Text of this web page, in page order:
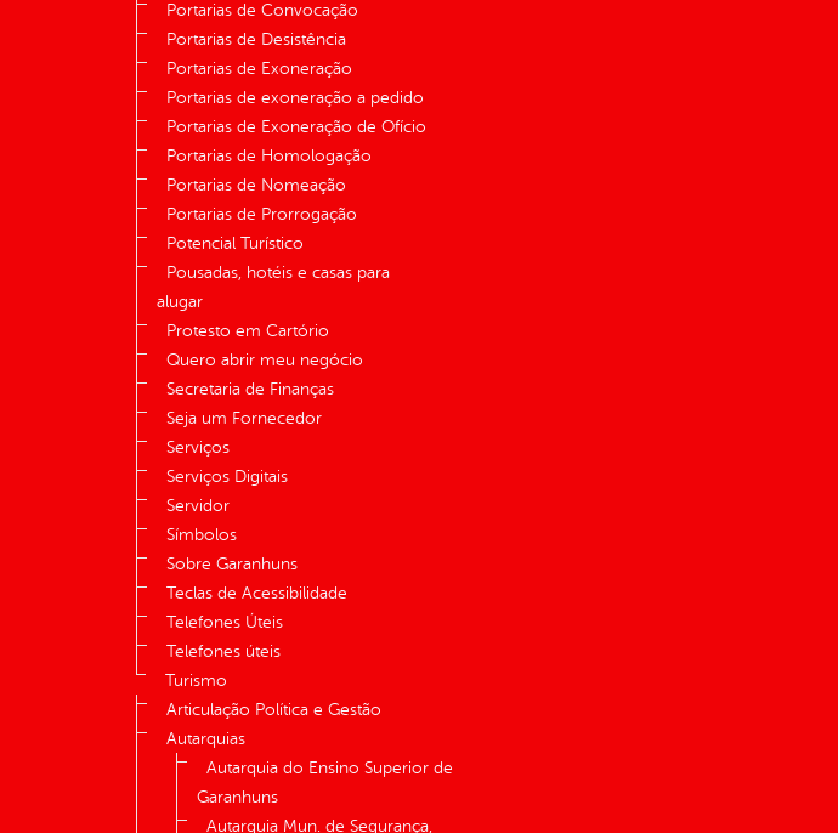
Portarias de Convocação
Portarias de Desistência
Portarias de Exoneração
Portarias de exoneração a pedido
Portarias de Exoneração de Ofício
Portarias de Homologação
Portarias de Nomeação
Portarias de Prorrogação
Potencial Turístico
Pousadas, hotéis e casas para
alugar
Protesto em Cartório
Quero abrir meu negócio
Secretaria de Finanças
Seja um Fornecedor
Serviços
Serviços Digitais
Servidor
Símbolos
Sobre Garanhuns
Teclas de Acessibilidade
Telefones Úteis
Telefones úteis
Turismo
Articulação Política e Gestão
Autarquias
Autarquia do Ensino Superior de
Garanhuns
Autarquia Mun. de Segurança,